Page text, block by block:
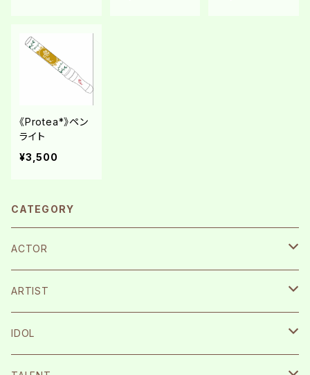
《Protea*》ペン
ライト
¥3,500
CATEGORY
ACTOR
宮崎湧
栗原航大
ARTIST
SILENT SIREN
IDOL